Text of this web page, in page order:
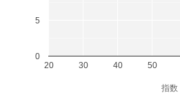
20 30 40 50
0
5
指数